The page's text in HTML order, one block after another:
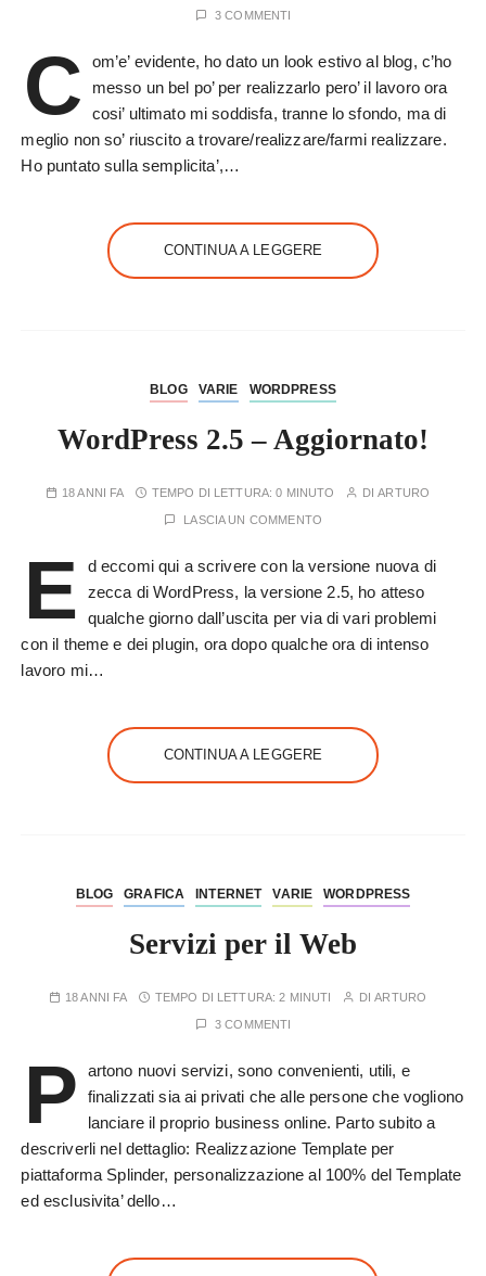
3 COMMENTI
C
om’e’ evidente, ho dato un look estivo al blog, c’ho
messo un bel po’ per realizzarlo pero’ il lavoro ora
cosi’ ultimato mi soddisfa, tranne lo sfondo, ma di
meglio non so’ riuscito a trovare/realizzare/farmi realizzare.
Ho puntato sulla semplicita’,…
CONTINUA A LEGGERE
BLOG VARIE WORDPRESS
WordPress 2.5 – Aggiornato!
18 ANNI FA TEMPO DI LETTURA:0 MINUTO DIARTURO
LASCIA UN COMMENTO
E
d eccomi qui a scrivere con la versione nuova di
zecca di WordPress, la versione 2.5, ho atteso
qualche giorno dall’uscita per via di vari problemi
con il theme e dei plugin, ora dopo qualche ora di intenso
lavoro mi…
CONTINUA A LEGGERE
BLOG GRAFICA INTERNET VARIE WORDPRESS
Servizi per il Web
18 ANNI FA TEMPO DI LETTURA:2 MINUTI DIARTURO
3 COMMENTI
P
artono nuovi servizi, sono convenienti, utili, e
finalizzati sia ai privati che alle persone che vogliono
lanciare il proprio business online. Parto subito a
descriverli nel dettaglio: Realizzazione Template per
piattaforma Splinder, personalizzazione al 100% del Template
ed esclusivita’ dello…